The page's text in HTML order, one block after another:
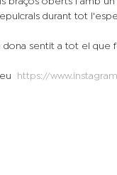
durant tot
sentit a tot el que
https://